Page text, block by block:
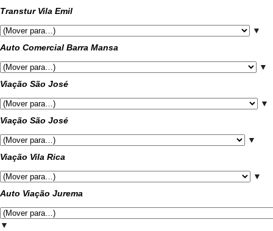
Transtur Vila Emil
▼
Auto Comercial Barra Mansa
▼
Viação São José
▼
Viação São José
▼
Viação Vila Rica
▼
Auto Viação Jurema
▼